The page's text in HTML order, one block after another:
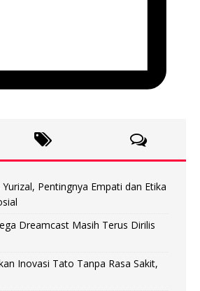
Pentingnya Empati dan Etika
Dreamcast Masih Terus Dirilis
Inovasi Tato Tanpa Rasa Sakit,